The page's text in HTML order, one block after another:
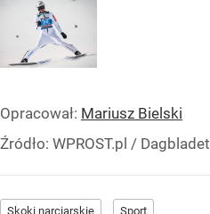
Opracował: Mariusz Bielski
Źródło: WPROST.pl / Dagbladet
Skoki narciarskie Sport